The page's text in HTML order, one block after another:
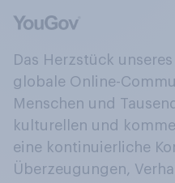
Das Herzstück
globale Online-
Menschen und
kulturellen und
eine kontinuierliche
Überzeugungen,